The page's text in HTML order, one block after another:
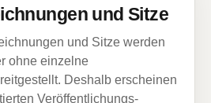
und Sitze
und Sitze werden
ohne einzelne
Deshalb erscheinen
Veröffentlichungs-